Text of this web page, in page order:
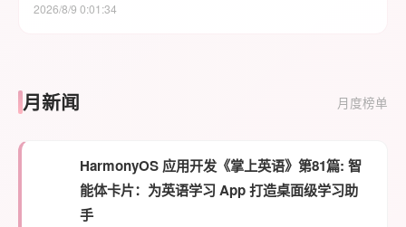
2026/8/9 0:01:34
月新闻 月度榜单
HarmonyOS 应用开发《掌上英语》第81篇: 智
能体卡片：为英语学习 App 打造桌面级学习助
手